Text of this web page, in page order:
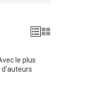
le plus
d'auteurs